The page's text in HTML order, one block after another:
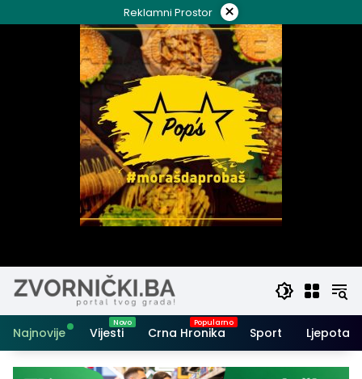
to
Reklamni Prostor ×
Najnovije Vijesti Crna Hronika Sport Ljepota i